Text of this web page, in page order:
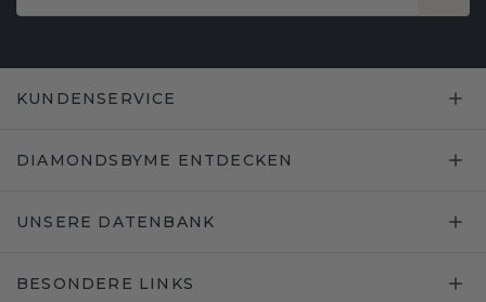
KUNDENSERVICE
DIAMONDSBYME ENTDECKEN
UNSERE DATENBANK
BESONDERE LINKS